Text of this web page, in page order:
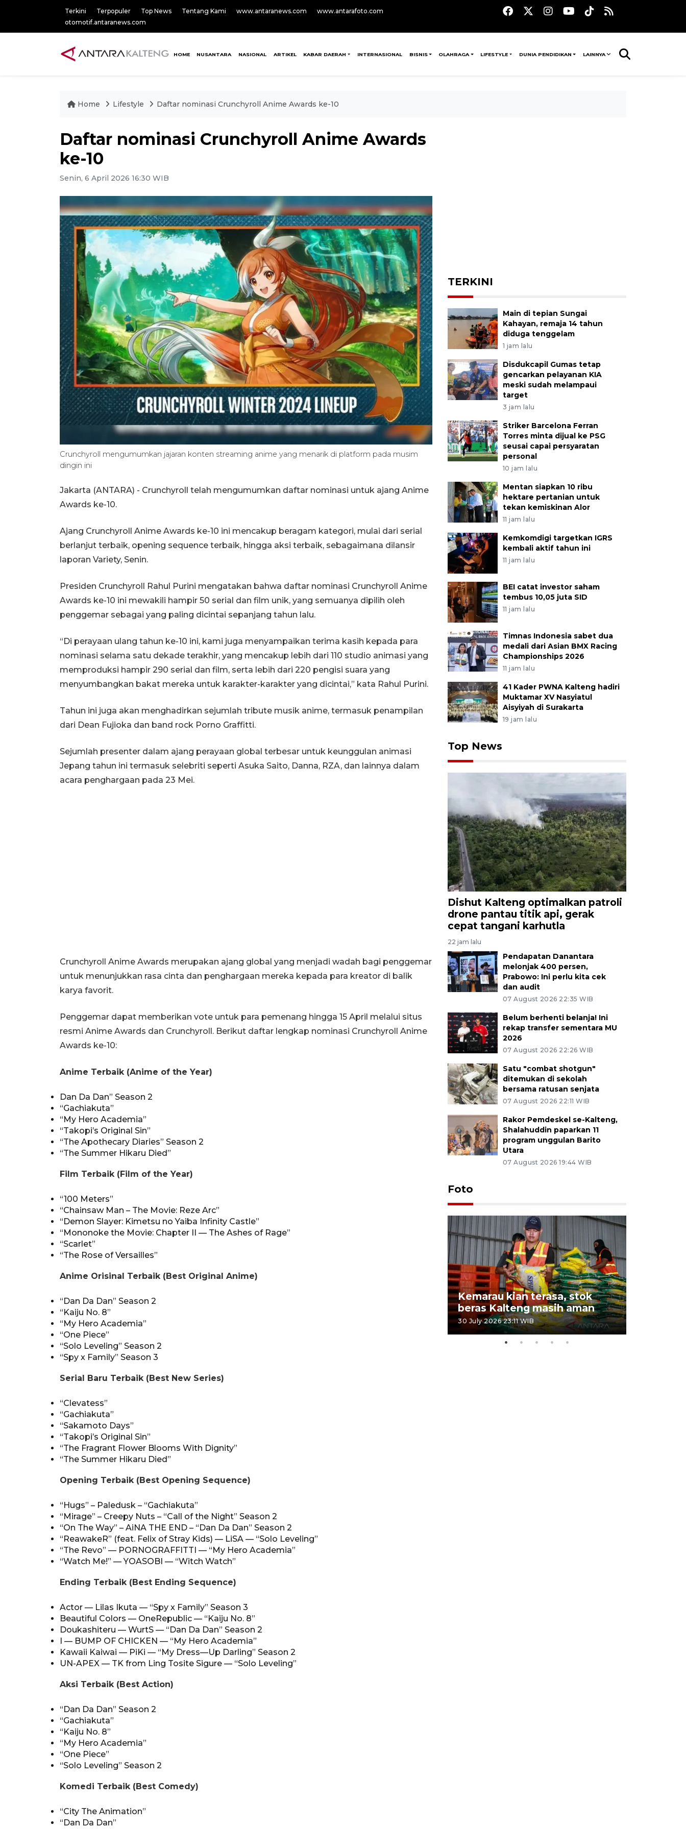
Terkini Terpopuler Top News Tentang Kami www.antaranews.com
www.antarafoto.com
otomotif.antaranews.com
HOME NUSANTARA NASIONAL ARTIKEL KABAR DAERAH INTERNASIONAL BISNIS OLAHRAGA LIFESTYLE DUNIA PENDIDIKAN LAINNYA
Home Lifestyle Daftar nominasi Crunchyroll Anime Awards ke-10
Daftar nominasi Crunchyroll Anime Awards
ke-10
Senin, 6 April 2026 16:30 WIB
Crunchyroll mengumumkan jajaran konten streaming anime yang menarik di platform pada musim
dingin ini
Jakarta (ANTARA) - Crunchyroll telah mengumumkan daftar nominasi untuk ajang Anime
Awards ke-10.
Ajang Crunchyroll Anime Awards ke-10 ini mencakup beragam kategori, mulai dari serial
berlanjut terbaik, opening sequence terbaik, hingga aksi terbaik, sebagaimana dilansir
laporan Variety, Senin.
Presiden Crunchyroll Rahul Purini mengatakan bahwa daftar nominasi Crunchyroll Anime
Awards ke-10 ini mewakili hampir 50 serial dan film unik, yang semuanya dipilih oleh
penggemar sebagai yang paling dicintai sepanjang tahun lalu.
“Di perayaan ulang tahun ke-10 ini, kami juga menyampaikan terima kasih kepada para
nominasi selama satu dekade terakhir, yang mencakup lebih dari 110 studio animasi yang
memproduksi hampir 290 serial dan film, serta lebih dari 220 pengisi suara yang
menyumbangkan bakat mereka untuk karakter-karakter yang dicintai,” kata Rahul Purini.
Tahun ini juga akan menghadirkan sejumlah tribute musik anime, termasuk penampilan
dari Dean Fujioka dan band rock Porno Graffitti.
Sejumlah presenter dalam ajang perayaan global terbesar untuk keunggulan animasi
Jepang tahun ini termasuk selebriti seperti Asuka Saito, Danna, RZA, dan lainnya dalam
acara penghargaan pada 23 Mei.
Crunchyroll Anime Awards merupakan ajang global yang menjadi wadah bagi penggemar
untuk menunjukkan rasa cinta dan penghargaan mereka kepada para kreator di balik
karya favorit.
Penggemar dapat memberikan vote untuk para pemenang hingga 15 April melalui situs
resmi Anime Awards dan Crunchyroll. Berikut daftar lengkap nominasi Crunchyroll Anime
Awards ke-10:
Anime Terbaik (Anime of the Year)
Dan Da Dan” Season 2
“Gachiakuta”
“My Hero Academia”
“Takopi’s Original Sin”
“The Apothecary Diaries” Season 2
“The Summer Hikaru Died”
Film Terbaik (Film of the Year)
“100 Meters”
“Chainsaw Man – The Movie: Reze Arc”
“Demon Slayer: Kimetsu no Yaiba Infinity Castle”
“Mononoke the Movie: Chapter II — The Ashes of Rage”
“Scarlet”
“The Rose of Versailles”
Anime Orisinal Terbaik (Best Original Anime)
“Dan Da Dan” Season 2
“Kaiju No. 8”
“My Hero Academia”
“One Piece”
“Solo Leveling” Season 2
“Spy x Family” Season 3
Serial Baru Terbaik (Best New Series)
“Clevatess”
“Gachiakuta”
“Sakamoto Days”
“Takopi’s Original Sin”
“The Fragrant Flower Blooms With Dignity”
“The Summer Hikaru Died”
Opening Terbaik (Best Opening Sequence)
“Hugs” – Paledusk – “Gachiakuta”
“Mirage” – Creepy Nuts – “Call of the Night” Season 2
“On The Way” – AiNA THE END – “Dan Da Dan” Season 2
“ReawakeR” (feat. Felix of Stray Kids) — LiSA — “Solo Leveling”
“The Revo” — PORNOGRAFFITTI — “My Hero Academia”
“Watch Me!” — YOASOBI — “Witch Watch”
Ending Terbaik (Best Ending Sequence)
Actor — Lilas Ikuta — “Spy x Family” Season 3
Beautiful Colors — OneRepublic — “Kaiju No. 8”
Doukashiteru — WurtS — “Dan Da Dan” Season 2
I — BUMP OF CHICKEN — “My Hero Academia”
Kawaii Kaiwai — PiKi — “My Dress—Up Darling” Season 2
UN-APEX — TK from Ling Tosite Sigure — “Solo Leveling”
Aksi Terbaik (Best Action)
“Dan Da Dan” Season 2
“Gachiakuta”
“Kaiju No. 8”
“My Hero Academia”
“One Piece”
“Solo Leveling” Season 2
Komedi Terbaik (Best Comedy)
“City The Animation”
“Dan Da Dan”
TERKINI
Main di tepian Sungai
Kahayan, remaja 14 tahun
diduga tenggelam
1 jam lalu
Disdukcapil Gumas tetap
gencarkan pelayanan KIA
meski sudah melampaui
target
3 jam lalu
Striker Barcelona Ferran
Torres minta dijual ke PSG
seusai capai persyaratan
personal
10 jam lalu
Mentan siapkan 10 ribu
hektare pertanian untuk
tekan kemiskinan Alor
11 jam lalu
Kemkomdigi targetkan IGRS
kembali aktif tahun ini
11 jam lalu
BEI catat investor saham
tembus 10,05 juta SID
11 jam lalu
Timnas Indonesia sabet dua
medali dari Asian BMX Racing
Championships 2026
11 jam lalu
41 Kader PWNA Kalteng hadiri
Muktamar XV Nasyiatul
Aisyiyah di Surakarta
19 jam lalu
Top News
Dishut Kalteng optimalkan patroli
drone pantau titik api, gerak
cepat tangani karhutla
22 jam lalu
Pendapatan Danantara
melonjak 400 persen,
Prabowo: Ini perlu kita cek
dan audit
07 August 2026 22:35 WIB
Belum berhenti belanja! Ini
rekap transfer sementara MU
2026
07 August 2026 22:26 WIB
Satu "combat shotgun"
ditemukan di sekolah
bersama ratusan senjata
07 August 2026 22:11 WIB
Rakor Pemdeskel se-Kalteng,
Shalahuddin paparkan 11
program unggulan Barito
Utara
07 August 2026 19:44 WIB
Foto
Kemarau kian terasa, stok
beras Kalteng masih aman
30 July 2026 23:11 WIB